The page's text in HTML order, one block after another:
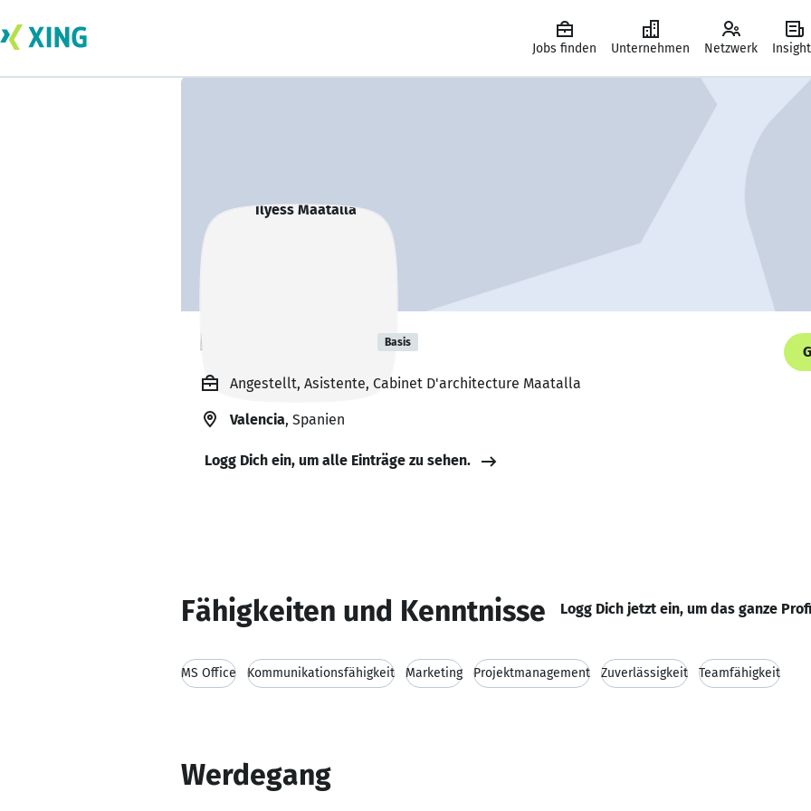
Jobs finden Unternehmen Netzwerk
Ilyess Maatalla Basis
Angestellt, Asistente, Cabinet D'architecture Maatalla
Valencia, Spanien
Logg Dich ein, um alle Einträge zu sehen.
Fähigkeiten und Kenntnisse Logg Dich jetzt ein, um das ganze
MS Office Kommunikationsfähigkeit Marketing Projektmanagement Zuverlässigkeit Teamfähigkeit
Werdegang